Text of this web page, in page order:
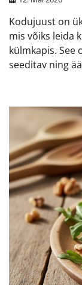
Kodujuust on
mis võiks leida
külmkapis. See
seeditav ning